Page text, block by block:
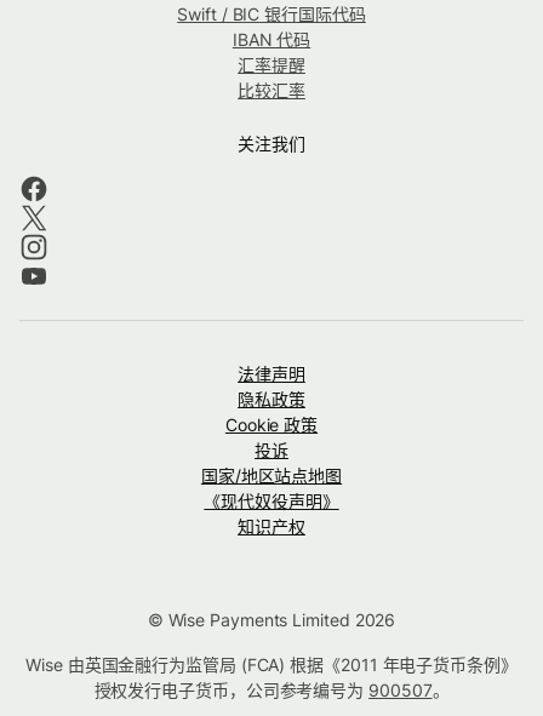
Swift / BIC 银行国际代码
IBAN 代码
汇率提醒
比较汇率
关注我们
法律声明
隐私政策
Cookie 政策
投诉
国家/地区站点地图
《现代奴役声明》
知识产权
© Wise Payments Limited 2026
Wise 由英国金融行为监管局 (FCA) 根据《2011 年电子货币条例》
授权发行电子货币，公司参考编号为 900507。